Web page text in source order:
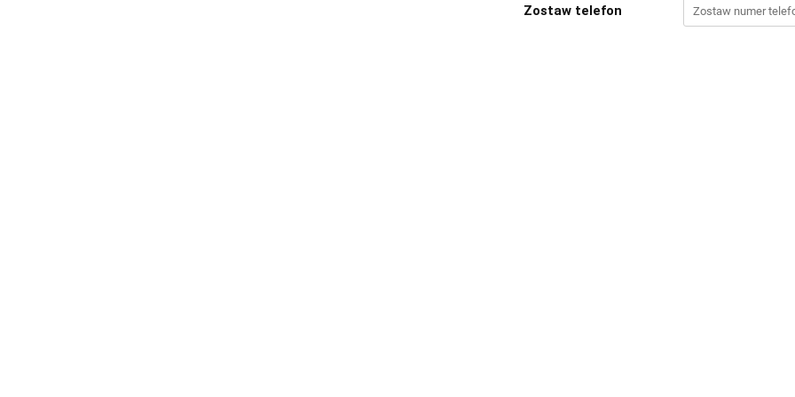
Zostaw telefon